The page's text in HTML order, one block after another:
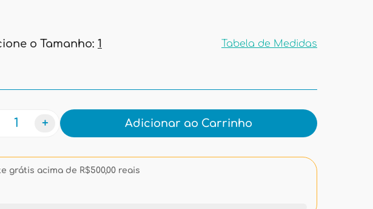
o Tamanho: 1 Tabela de Medidas
Medidas
+ Adicionar ao Carrinho
grátis acima de R$500,00 reais